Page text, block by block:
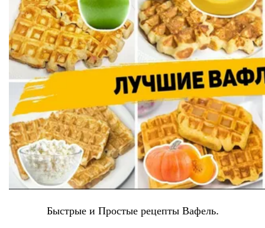
Быстрые и Простые рецепты Вафель.